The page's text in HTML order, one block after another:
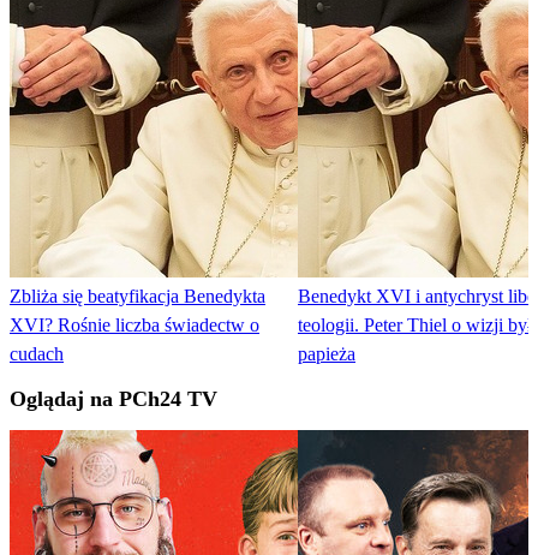
Zbliża się beatyfikacja Benedykta
XVI? Rośnie liczba świadectw o
cudach
Benedykt XVI i antychryst
teologii. Peter Thiel o wizji
papieża
Oglądaj na PCh24 TV